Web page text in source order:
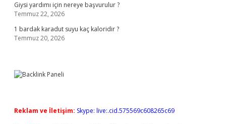
Giysi yardımı için nereye başvurulur ?
Temmuz 22, 2026
1 bardak karadut suyu kaç kaloridir ?
Temmuz 20, 2026
Reklam ve İletişim: Skype: live:.cid.575569c608265c69